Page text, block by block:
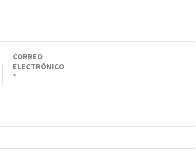
CORREO
ELECTRÓNICO
*